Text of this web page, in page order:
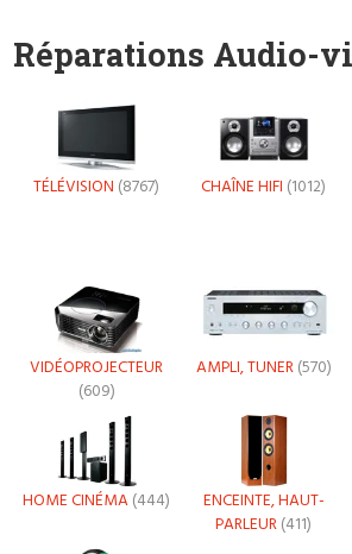
Réparations Audio-
TÉLÉVISION (8767) CHAÎNE HIFI (1012)
VIDÉOPROJECTEUR
(609)
AMPLI, TUNER(570)
HOME CINÉMA(444)
ENCEINTE, HAUT-
PARLEUR(411)